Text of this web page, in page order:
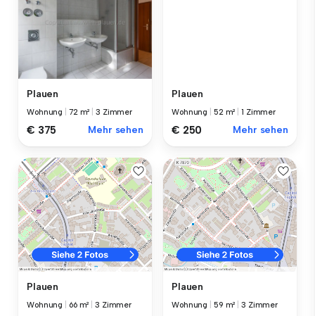
Plauen
Wohnung 72 m² |3 Zimmer
€ 375 Mehr sehen
Plauen
Wohnung 52 m² |1 Zimmer
€ 250 Mehr sehen
Plauen
Wohnung 66 m² |3 Zimmer
Plauen
Wohnung 59 m² |3 Zimmer